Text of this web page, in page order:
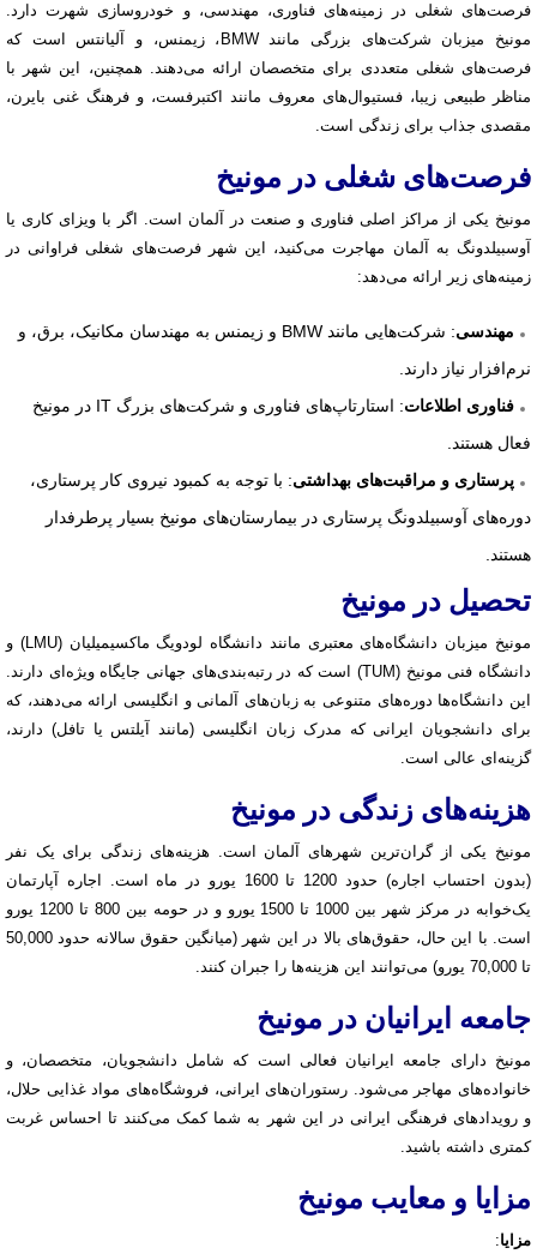
فرصت‌های شغلی در زمینه‌های فناوری، مهندسی، و خودروسازی شهرت دارد.
مونیخ میزبان شرکت‌های بزرگی مانند BMW، زیمنس، و آلیانتس است که
فرصت‌های شغلی متعددی برای متخصصان ارائه می‌دهند. همچنین، این شهر با
مناظر طبیعی زیبا، فستیوال‌های معروف مانند اکتبرفست، و فرهنگ غنی بایرن،
مقصدی جذاب برای زندگی است.
فرصت‌های شغلی در مونیخ
مونیخ یکی از مراکز اصلی فناوری و صنعت در آلمان است. اگر با ویزای کاری یا
آوسبیلدونگ به آلمان مهاجرت می‌کنید، این شهر فرصت‌های شغلی فراوانی در
زمینه‌های زیر ارائه می‌دهد:
مهندسی
: شرکت‌هایی مانند BMW و زیمنس به مهندسان مکانیک، برق، و
نرم‌افزار نیاز دارند.
فناوری اطلاعات
: استارتاپ‌های فناوری و شرکت‌های بزرگ IT در مونیخ
فعال هستند.
پرستاری و مراقبت‌های بهداشتی: با توجه به کمبود نیروی کار پرستاری،
دوره‌های آوسبیلدونگ پرستاری در بیمارستان‌های مونیخ بسیار پرطرفدار
هستند.
تحصیل در مونیخ
مونیخ میزبان دانشگاه‌های معتبری مانند دانشگاه لودویگ ماکسیمیلیان (LMU) و
دانشگاه فنی مونیخ (TUM) است که در رتبه‌بندی‌های جهانی جایگاه ویژه‌ای دارند.
این دانشگاه‌ها دوره‌های متنوعی به زبان‌های آلمانی و انگلیسی ارائه می‌دهند، که
برای دانشجویان ایرانی که مدرک زبان انگلیسی (مانند آیلتس یا تافل) دارند،
گزینه‌ای عالی است.
هزینه‌های زندگی در مونیخ
مونیخ یکی از گران‌ترین شهرهای آلمان است. هزینه‌های زندگی برای یک نفر
(بدون احتساب اجاره) حدود 1200 تا 1600 یورو در ماه است. اجاره آپارتمان
یک‌خوابه در مرکز شهر بین 1000 تا 1500 یورو و در حومه بین 800 تا 1200 یورو
است. با این حال، حقوق‌های بالا در این شهر (میانگین حقوق سالانه حدود 50,000
تا 70,000 یورو) می‌توانند این هزینه‌ها را جبران کنند.
جامعه ایرانیان در مونیخ
مونیخ دارای جامعه ایرانیان فعالی است که شامل دانشجویان، متخصصان، و
خانواده‌های مهاجر می‌شود. رستوران‌های ایرانی، فروشگاه‌های مواد غذایی حلال،
و رویدادهای فرهنگی ایرانی در این شهر به شما کمک می‌کنند تا احساس غربت
کمتری داشته باشید.
مزایا و معایب مونیخ
مزایا: